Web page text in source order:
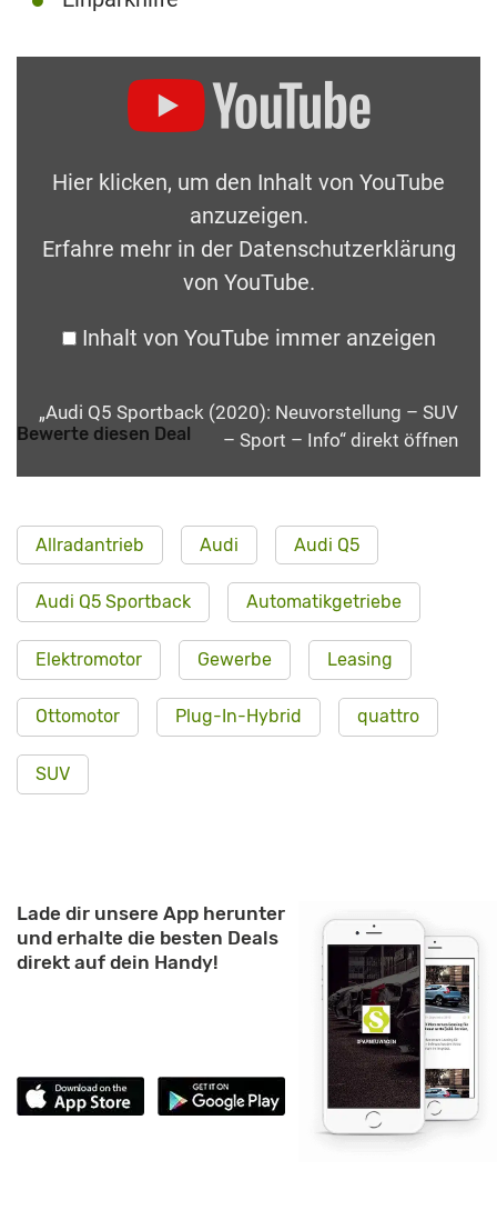
Hier klicken, um den Inhalt von YouTube
anzuzeigen.
Erfahre mehr in der Datenschutzerklärung
von YouTube.
Inhalt von YouTube immer anzeigen
„Audi Q5 Sportback (2020): Neuvorstellung – SUV
– Sport – Info“ direkt öffnen
Bewerte diesen Deal
Allradantrieb Audi Audi Q5
Audi Q5 Sportback Automatikgetriebe
Elektromotor Gewerbe Leasing
Ottomotor Plug-In-Hybrid quattro
SUV
Lade dir unsere App herunter
und erhalte die besten Deals
direkt auf dein Handy!